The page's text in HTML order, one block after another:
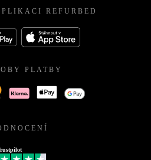
REFURBED
PLATBY